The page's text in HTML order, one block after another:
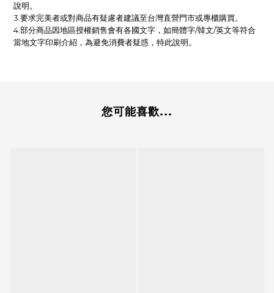
說明。
3.要求完美者或對商品有疑慮者建議至台灣直營門市或專櫃購買。
4.部分商品因地區授權銷售會有各國文字，如簡體字/韓文/英文等符合
當地文字印刷介紹，為避免消費者疑惑，特此說明。
您可能喜歡...